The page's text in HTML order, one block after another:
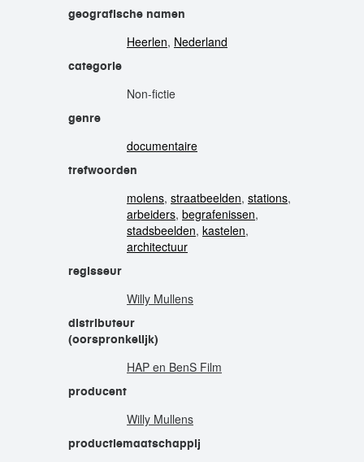
geografische namen
Heerlen, Nederland
categorie
Non-fictie
genre
documentaire
trefwoorden
molens, straatbeelden, stations,
arbeiders, begrafenissen,
stadsbeelden, kastelen,
architectuur
regisseur
Willy Mullens
distributeur
(oorspronkelijk)
HAP en BenS Film
producent
Willy Mullens
productiemaatschappij